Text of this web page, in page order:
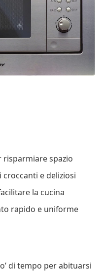
spazio
e deliziosi
la cucina
rapido e uniforme
di tempo per abituarsi